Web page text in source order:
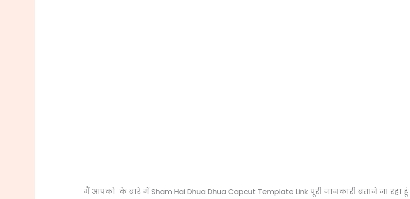
मैं आपको के बारे में Sham Hai Dhua Dhua Capcut Template Link पूरी जानकारी बताने जा रहा हूं